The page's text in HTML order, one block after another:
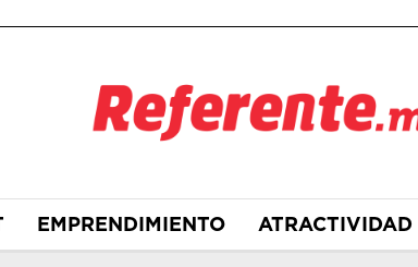
EMPRENDIMIENTO ATRACTIVIDAD